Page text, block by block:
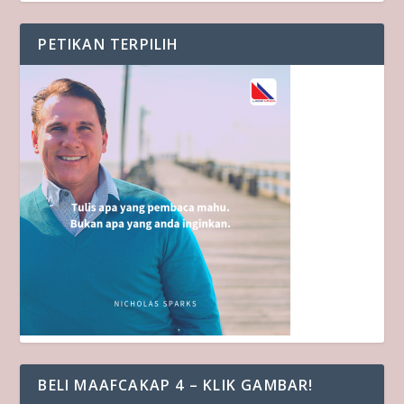
PETIKAN TERPILIH
BELI MAAFCAKAP 4 – KLIK GAMBAR!